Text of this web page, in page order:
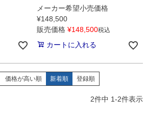
メーカー希望小売価格
¥148,500
販売価格 ¥148,500税込
カートに入れる
価格が高い順 新着順 登録順
2件中 1-2件表示